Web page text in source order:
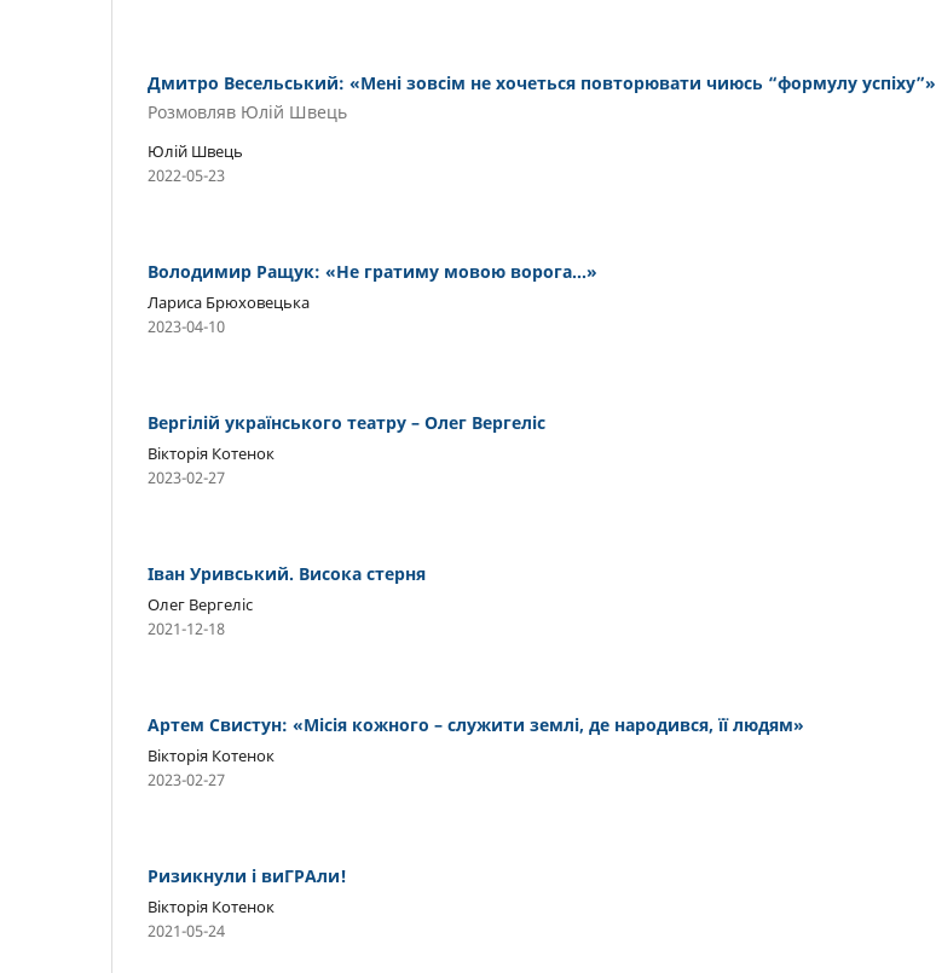
Дмитро Весельський: «Мені зовсім не хочеться повторювати чиюсь “формулу успіху”»
Розмовляв Юлій Швець
Юлій Швець
2022-05-23
Володимир Ращук: «Не гратиму мовою ворога…»
Лариса Брюховецька
2023-04-10
Вергілій українського театру – Олег Вергеліс
Вікторія Котенок
2023-02-27
Іван Уривський. Висока стерня
Олег Вергеліс
2021-12-18
Артем Свистун: «Місія кожного – служити землі, де народився, її людям»
Вікторія Котенок
2023-02-27
Ризикнули і виГРАли!
Вікторія Котенок
2021-05-24